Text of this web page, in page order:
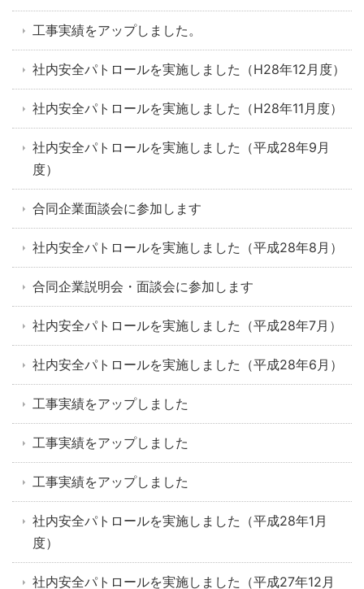
工事実績をアップしました。
社内安全パトロールを実施しました（H28年12月度）
社内安全パトロールを実施しました（H28年11月度）
社内安全パトロールを実施しました（平成28年9月
度）
合同企業面談会に参加します
社内安全パトロールを実施しました（平成28年8月）
合同企業説明会・面談会に参加します
社内安全パトロールを実施しました（平成28年7月）
社内安全パトロールを実施しました（平成28年6月）
工事実績をアップしました
工事実績をアップしました
工事実績をアップしました
社内安全パトロールを実施しました（平成28年1月
度）
社内安全パトロールを実施しました（平成27年12月